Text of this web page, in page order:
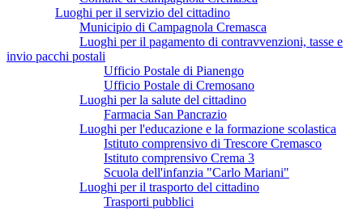
Luoghi per il servizio del cittadino
Municipio di Campagnola Cremasca
Luoghi per il pagamento di contravvenzioni, tasse e
invio pacchi postali
Ufficio Postale di Pianengo
Ufficio Postale di Cremosano
Luoghi per la salute del cittadino
Farmacia San Pancrazio
Luoghi per l'educazione e la formazione scolastica
Istituto comprensivo di Trescore Cremasco
Istituto comprensivo Crema 3
Scuola dell'infanzia "Carlo Mariani"
Luoghi per il trasporto del cittadino
Trasporti pubblici